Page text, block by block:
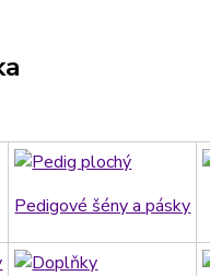
Pedigové šény a pásky